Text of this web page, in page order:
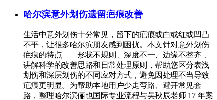
哈尔滨意外划伤遗留疤痕改善
生活中意外划伤十分常见，留下的疤痕或白或红或凹凸
不平，让很多哈尔滨朋友感到困扰。本文针对意外划伤
疤痕的特点——形状不规则、深度不一、边缘不整齐，
讲解科学的改善思路和日常处理原则，帮助您区分表浅
划伤和深层划伤的不同应对方式，避免因处理不当导致
疤痕更明显。为帮助本地用户少走弯路、避开常见套
路，整理哈尔滨俪也国际专业流程与吴秋辰老师 17 年案